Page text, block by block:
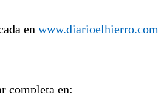
en www.diarioelhierro.com
completa en: